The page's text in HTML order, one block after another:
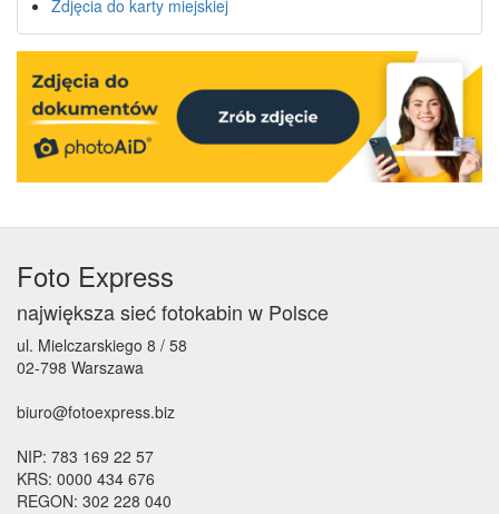
Zdjęcia do karty miejskiej
Foto Express
największa sieć fotokabin w Polsce
ul. Mielczarskiego 8 / 58
02-798 Warszawa
biuro@fotoexpress.biz
NIP: 783 169 22 57
KRS: 0000 434 676
REGON: 302 228 040